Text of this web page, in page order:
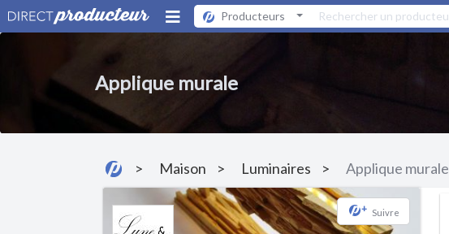
Producteurs
Applique murale
Maison Luminaires Applique murale
+ Suivre